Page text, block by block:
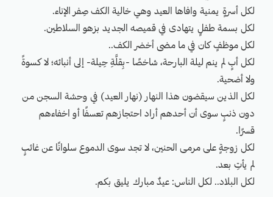
لكل أسرةٍ يمنية وافاها العيد وهي خالية الكف صِفر الإناء.
لكل بسمة طفلٍ يتهادى في قميصه الجديد بزهو السلاطين.
لكل موظفٍ كان في ما مضى أخضر الكف..
لكل أبٍ لم ينم ليلة البارحة، شاخصًا -بِقلَّةِ حِيلة- إلى أنبائه؛ لا كسوةً
ولا أضحية.
لكل الذين سيقضون هذا النهار (نهار العيد) في وحشة السجن من
دون ذنبٍ سوى أن أحدهم أراد احتجازهم تعسفًا أو اخفاءهم
قسرًا.
لكل زوجةٍ على مرمى الحنين، لا تجد سوى الدموع سلوانًا عن غائبٍ
لم يأتِ بعد.
لكل البلاد.. لكل الناس: عيدٌ مبارك يليق بكم.